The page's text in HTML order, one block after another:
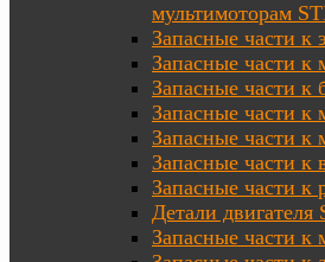
мультимоторам
Запасные части к
Запасные части к
Запасные части к
Запасные части к
Запасные части
Запасные части к
Запасные части к
Детали
Запасные части